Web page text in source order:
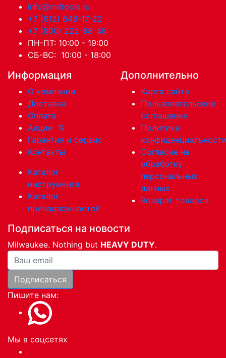
info@miltools.ru
+7 (812) 648-17-22
+7 (800) 222-98-46
ПН-ПТ: 10:00 - 19:00
СБ-ВС: 10:00 - 18:00
Информация
О компании
Доставка
Оплата
Акции %
Гарантия и сервис
Контакты
Каталог
инструмента
Каталог
принадлежностей
Дополнительно
Карта сайта
Пользовательское
соглашение
Политика
Согласие на
обработку
персональных
данных
Возврат товаров
Подписаться на новости
Milwaukee. Nothing but HEAVY DUTY.
Ваша почта
Подписаться
Пишите нам:
Мы в соцсетях